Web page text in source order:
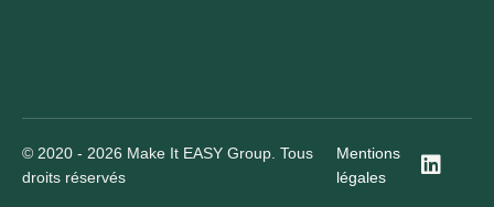
© 2020 - 2026 Make It EASY Group. Tous
droits réservés
Mentions
légales